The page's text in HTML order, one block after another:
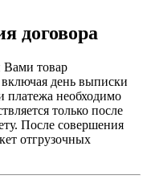
договора
Вами товар
включая день выписки
платежа необходимо
только после
После совершения
отгрузочных